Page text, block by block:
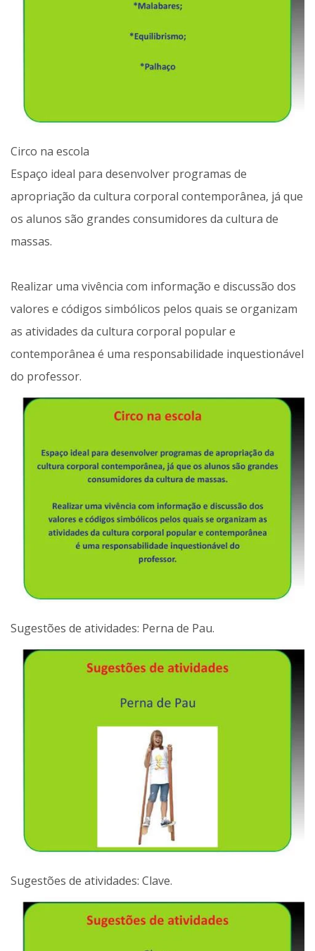
Circo na escola
Espaço ideal para desenvolver programas de
apropriação da cultura corporal contemporânea, já que
os alunos são grandes consumidores da cultura de
massas.
Realizar uma vivência com informação e discussão dos
valores e códigos simbólicos pelos quais se organizam
as atividades da cultura corporal popular e
contemporânea é uma responsabilidade inquestionável
do professor.
Sugestões de atividades: Perna de Pau.
Sugestões de atividades: Clave.